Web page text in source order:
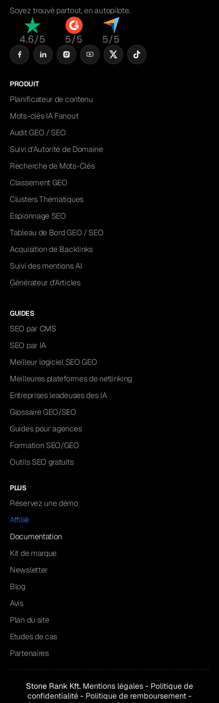
Soyez trouvé partout, en autopilote.
4.6/5 5/5 5/5
PRODUIT
Planificateur de contenu
Mots-clés IA Fanout
Audit GEO / SEO
Suivi d'Autorité de Domaine
Recherche de Mots-Clés
Classement GEO
Clusters Thématiques
Espionnage SEO
Tableau de Bord GEO / SEO
Acquisition de Backlinks
Suivi des mentions AI
Générateur d'Articles
GUIDES
SEO par CMS
SEO par IA
Meilleur logiciel SEO GEO
Meilleures plateformes de netlinking
Entreprises leadeuses des IA
Glossaire GEO/SEO
Guides pour agences
Formation SEO/GEO
Outils SEO gratuits
PLUS
Réservez une démo
Affilié
Documentation
Kit de marque
Newsletter
Blog
Avis
Plan du site
Etudes de cas
Partenaires
Stone Rank Kft. Mentions légales- Politique de
confidentialité- Politique de remboursement-